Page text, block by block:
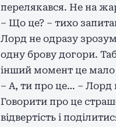
перелякався. Не на
– Що це? – тихо
Лорд не одразу
одну брову догори.
інший момент це мало
– А, ти про це… – Лорд
Говорити про це
відвертість і